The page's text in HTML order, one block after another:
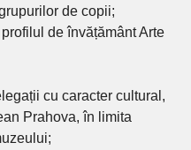
de copii;
de învățământ Arte
cu caracter cultural,
Prahova, în limita